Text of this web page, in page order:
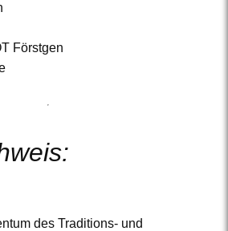
Förstgen
des Traditions- und